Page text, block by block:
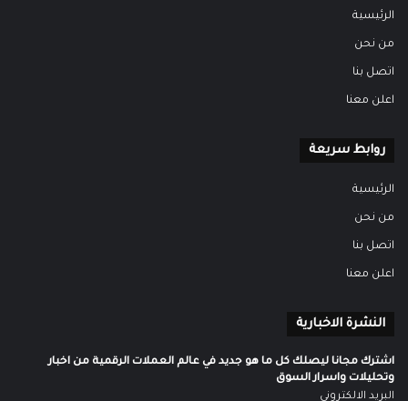
الرئيسية
من نحن
اتصل بنا
اعلن معنا
روابط سريعة
الرئيسية
من نحن
اتصل بنا
اعلن معنا
النشرة الاخبارية
اشترك مجانا ليصلك كل ما هو جديد في عالم العملات الرقمية من اخبار
وتحليلات واسرار السوق
البريد الالكتروني